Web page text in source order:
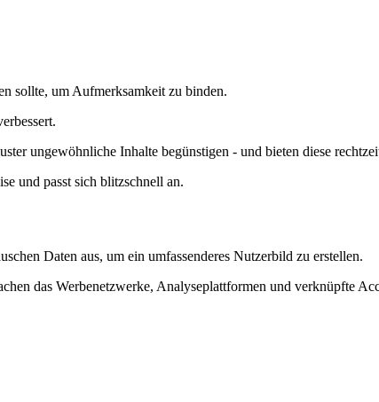
sollte, um Aufmerksamkeit zu binden.
ungewöhnliche Inhalte begünstigen - und bieten diese
und passt sich blitzschnell an.
Daten aus, um ein umfassenderes Nutzerbild zu erstellen.
das Werbenetzwerke, Analyseplattformen und verknüpfte